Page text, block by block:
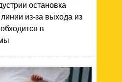
остановка
из-за выхода из
в